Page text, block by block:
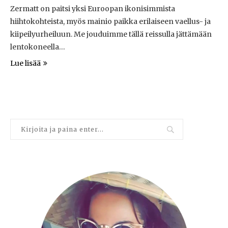
Zermatt on paitsi yksi Euroopan ikonisimmista
hiihtokohteista, myös mainio paikka erilaiseen vaellus- ja
kiipeilyurheiluun. Me jouduimme tällä reissulla jättämään
lentokoneella…
Lue lisää